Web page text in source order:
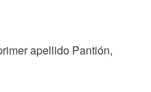
apellido Pantión,